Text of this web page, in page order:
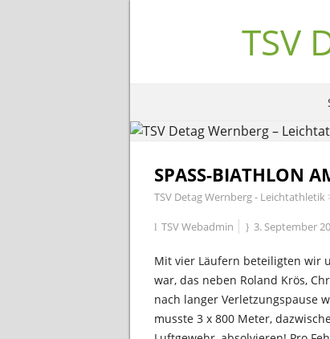
TSV
SPASS-BIATHLON
TSV Detag Wernberg - Leichtathletik
TSV Webadmin 3. September
Mit vier Läufern beteiligten wir
war, das neben Roland Krös,
nach langer Verletzungspause
musste 3 x 800 Meter,